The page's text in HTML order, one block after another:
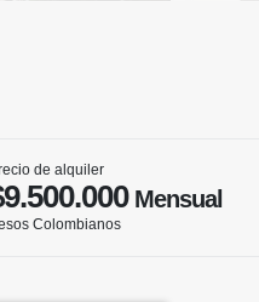
de alquiler
Mensual
Colombianos